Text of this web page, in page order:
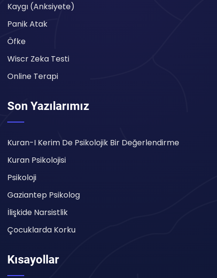
Kaygı (Anksiyete)
Panik Atak
Öfke
Wiscr Zeka Testi
Online Terapi
Son Yazılarımız
Kuran-I Kerim De Psikolojik Bir Değerlendirme
Kuran Psikolojisi
Psikoloji
Gaziantep Psikolog
İlişkide Narsistlik
Çocuklarda Korku
Kısayollar